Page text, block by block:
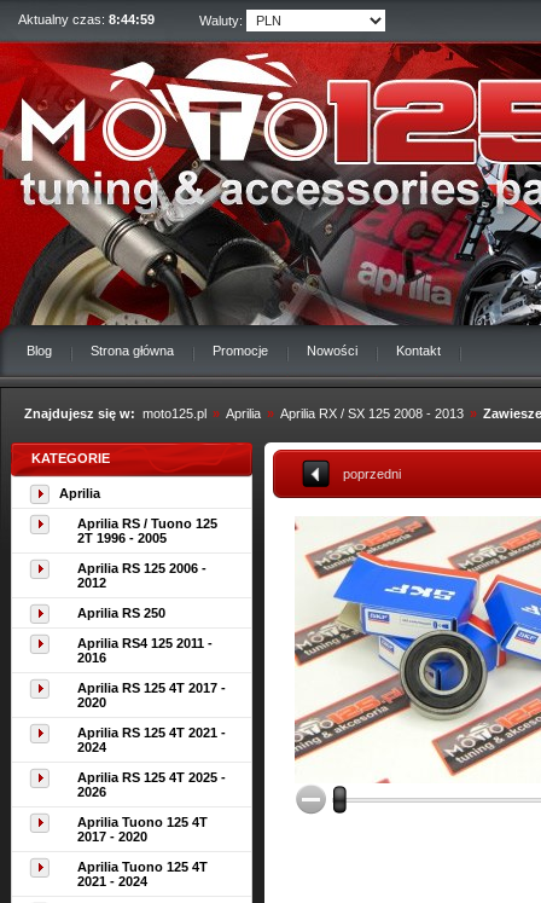
Aktualny czas: 8:45:00 Waluty:
Blog Strona główna Promocje Nowości Kontakt
Znajdujesz się w: moto125.pl » Aprilia » Aprilia RX / SX 125 2008 - 2013 »
KATEGORIE
Aprilia
Aprilia RS / Tuono 125
2T 1996 - 2005
Aprilia RS 125 2006 -
2012
Aprilia RS 250
Aprilia RS4 125 2011 -
2016
Aprilia RS 125 4T 2017 -
2020
Aprilia RS 125 4T 2021 -
2024
Aprilia RS 125 4T 2025 -
2026
Aprilia Tuono 125 4T
2017 - 2020
Aprilia Tuono 125 4T
2021 - 2024
poprzedni